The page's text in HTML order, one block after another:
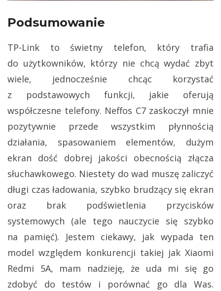
Podsumowanie
TP-Link to świetny telefon, który trafia
do użytkowników, którzy nie chcą wydać zbyt
wiele, jednocześnie chcąc korzystać
z podstawowych funkcji, jakie oferują
współczesne telefony. Neffos C7 zaskoczył mnie
pozytywnie przede wszystkim płynnością
działania, spasowaniem elementów, dużym
ekran dość dobrej jakości obecnością złącza
słuchawkowego. Niestety do wad muszę zaliczyć
długi czas ładowania, szybko brudzący się ekran
oraz brak podświetlenia przycisków
systemowych (ale tego nauczycie się szybko
na pamięć). Jestem ciekawy, jak wypada ten
model względem konkurencji takiej jak Xiaomi
Redmi 5A, mam nadzieję, że uda mi się go
zdobyć do testów i porównać go dla Was.